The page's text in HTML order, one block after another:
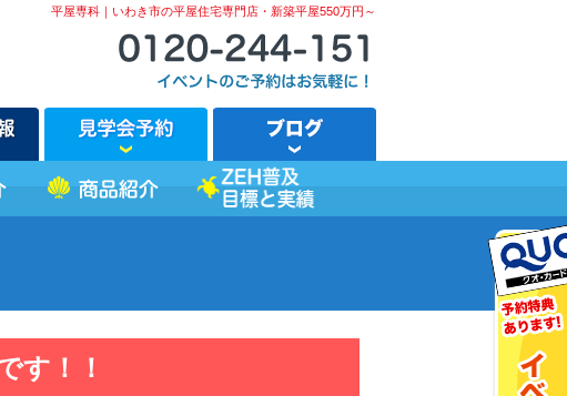
平屋専科｜いわき市の平屋住宅専門店・新築平屋550万円～
す！！